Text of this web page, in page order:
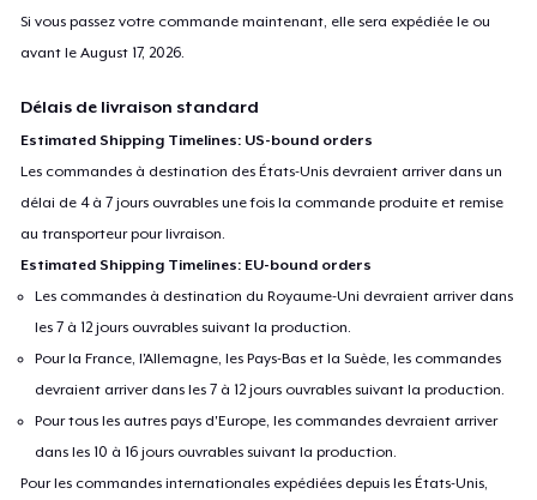
Si vous passez votre commande maintenant, elle sera expédiée le ou
avant leAugust 17, 2026.
Délais de livraison standard
Estimated Shipping Timelines: US-bound orders
Les commandes à destination des États-Unis devraient arriver dans un
délai de 4 à 7 jours ouvrables une fois la commande produite et remise
au transporteur pour livraison.
Estimated Shipping Timelines: EU-bound orders
Les commandes à destination du Royaume-Uni devraient arriver dans
les 7 à 12 jours ouvrables suivant la production.
Pour la France, l'Allemagne, les Pays-Bas et la Suède, les commandes
devraient arriver dans les 7 à 12 jours ouvrables suivant la production.
Pour tous les autres pays d'Europe, les commandes devraient arriver
dans les 10 à 16 jours ouvrables suivant la production.
Pour les commandes internationales expédiées depuis les États-Unis,